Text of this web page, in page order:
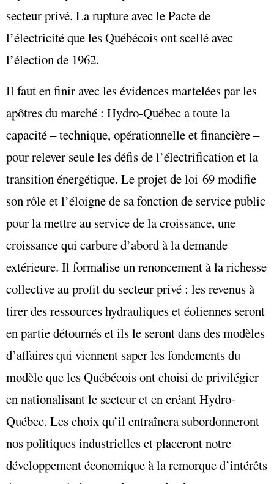
secteur privé. La rupture avec le Pacte de
l’électricité que les Québécois ont scellé avec
l’élection de 1962.
Il faut en finir avec les évidences martelées par les
apôtres du marché : Hydro-Québec a toute la
capacité – technique, opérationnelle et financière –
pour relever seule les défis de l’électrification et la
transition énergétique. Le projet de loi 69 modifie
son rôle et l’éloigne de sa fonction de service public
pour la mettre au service de la croissance, une
croissance qui carbure d’abord à la demande
extérieure. Il formalise un renoncement à la richesse
collective au profit du secteur privé : les revenus à
tirer des ressources hydrauliques et éoliennes seront
en partie détournés et ils le seront dans des modèles
d’affaires qui viennent saper les fondements du
modèle que les Québécois ont choisi de privilégier
en nationalisant le secteur et en créant Hydro-
Québec. Les choix qu’il entraînera subordonneront
nos politiques industrielles et placeront notre
développement économique à la remorque d’intérêts